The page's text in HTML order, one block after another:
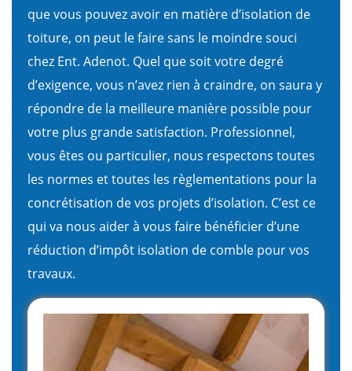
que vous pouvez avoir en matière d’isolation de
toiture, on peut le faire sans le moindre souci
chez Ent. Adenot. Quel que soit votre degré
d’exigence, vous n’avez rien à craindre, on saura y
répondre de la meilleure manière possible pour
votre plus grande satisfaction. Professionnel,
vous êtes ou particulier, nous respectons toutes
les normes et toutes les règlementations pour la
concrétisation de vos projets d’isolation. C’est ce
qui va nous aider à vous faire bénéficier d’une
réduction d’impôt isolation de comble pour vos
travaux.